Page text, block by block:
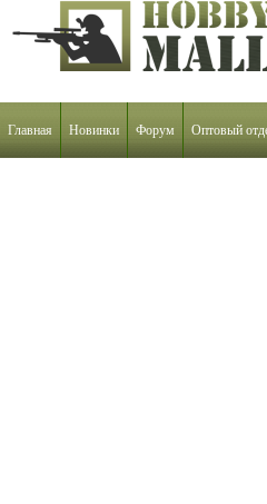
Главная Новинки Форум Оптовый